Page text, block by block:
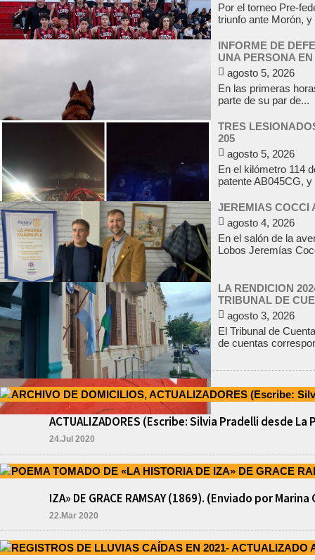
Por el torneo Pre-
triunfo ante Morón, y
INFORME DE
UNA PERSONA
agosto 5, 2026
En las primeras
parte de su par de...
TRES
205
agosto 5, 2026
En el kilómetro 114
patente AB045CG,
JEREMIAS COCCI
agosto 4, 2026
En el salón de la
Lobos Jeremías
LA RENDICION
TRIBUNAL DE
agosto 3, 2026
El Tribunal de
de cuentas
ACTUALIZADORES (Escribe: Silvia Pradelli desde
24.Jul 2020
IZA» DE GRACE RAMSAY (1869). (Enviado por
22.Mar 2020